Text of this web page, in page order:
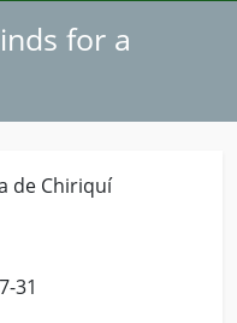
for a
de Chiriquí
31